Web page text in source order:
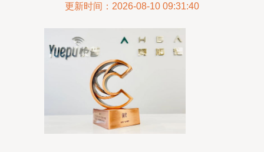
更新时间：2026-08-10 09:31:40